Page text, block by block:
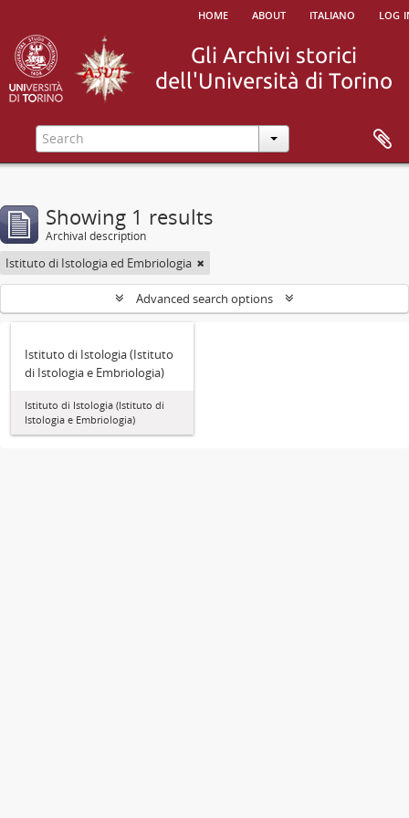
home about italiano log
Showing 1 results
Archival description
Istituto di Istologia ed Embriologia
Advanced search options
Istituto di Istologia (Istituto
di Istologia e Embriologia)
Istituto di Istologia (Istituto di
Istologia e Embriologia)